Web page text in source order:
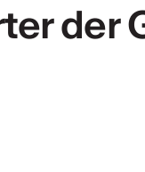
der